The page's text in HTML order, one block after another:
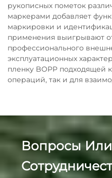
рукописных пометок
маркерами добавляет
маркировки и
применения выигрывают
профессионального
эксплуатационных
пленку BOPP подходящей
операций, так и для
Вопросы Или